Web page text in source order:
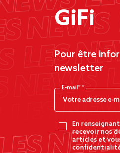
GiFi
Pour être
newsletter
E-mail*
En
recevoir nos
articles et